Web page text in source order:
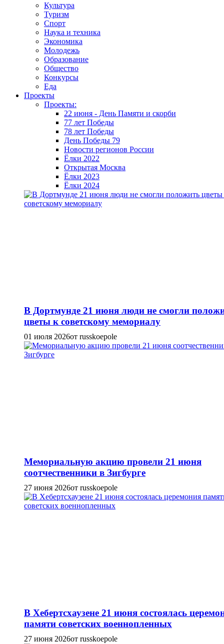
Культура
Туризм
Спорт
Наука и техника
Экономика
Молодежь
Образование
Общество
Конкурсы
Еда
Проекты
Проекты:
22 июня - День Памяти и скорби
77 лет Победы
78 лет Победы
День Победы 79
Новости регионов России
Ёлки 2022
Открытая Москва
Ёлки 2023
Ёлки 2024
В Дортмунде 21 июня люди не смогли
цветы к советскому мемориалу
01 июля 2026от russkoepole
Мемориальную акцию провели 21 июня
соотчественники в Зигбурге
27 июня 2026от russkoepole
В Хебертсхаузене 21 июня состоялась
памяти советских военнопленных
27 июня 2026от russkoepole